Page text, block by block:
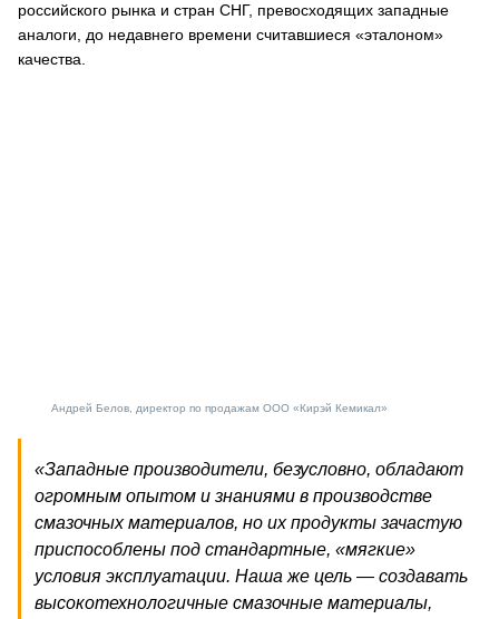
российского рынка и стран СНГ, превосходящих западные
аналоги, до недавнего времени считавшиеся «эталоном»
качества.
Андрей Белов, директор по продажам ООО «Кирэй Кемикал»
«Западные производители, безусловно, обладают
огромным опытом и знаниями в производстве
смазочных материалов, но их продукты зачастую
приспособлены под стандартные, «мягкие»
условия эксплуатации. Наша же цель — создавать
высокотехнологичные смазочные материалы,